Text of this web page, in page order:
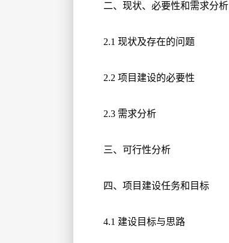
二、现状、必要性和需求分析
2.1 现状及存在的问题
2.2 项目建设的必要性
2.3 需求分析
三、可行性分析
四、项目建设任务和目标
4.1 建设目标与思路